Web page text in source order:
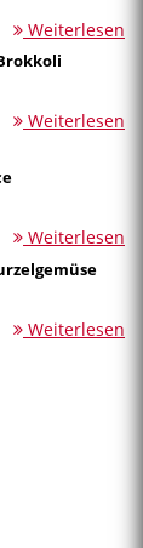
Weiterlesen
Weiterlesen
Weiterlesen
Weiterlesen